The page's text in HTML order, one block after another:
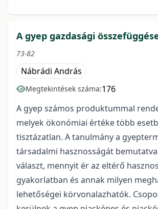
A gyep gazdasági
73-82
Nábrádi András
Megtekintések száma:176
A gyep számos produktummal
melyek ökonómiai értéke több
tisztázatlan. A tanulmány a
társadalmi hasznosságát
választ, mennyit ér az eltérő
gyakorlatban és annak milyen
lehetőségei körvonalazhatók.